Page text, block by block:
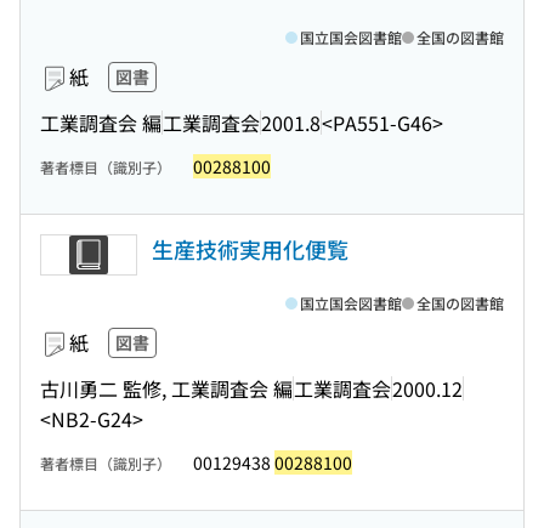
紙 図書
工業調査会 編工業調査会2001.8<PA551-G46>
国立国会図書館 全国の図書館
著者標目（識別子） 00288100
生産技術実用化便覧
紙 図書
古川勇二 監修, 工業調査会 編工業調査会2000.12
<NB2-G24>
国立国会図書館 全国の図書館
著者標目（識別子） 00129438 00288100